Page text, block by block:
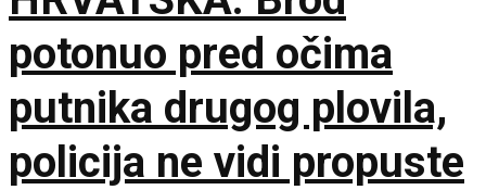
potonuo pred očima
putnika drugog plovila,
policija ne vidi propuste